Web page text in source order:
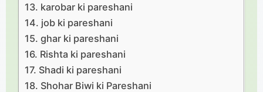
karobar ki pareshani
job ki pareshani
ghar ki pareshani
Rishta ki pareshani
Shadi ki pareshani
Shohar Biwi ki Pareshani